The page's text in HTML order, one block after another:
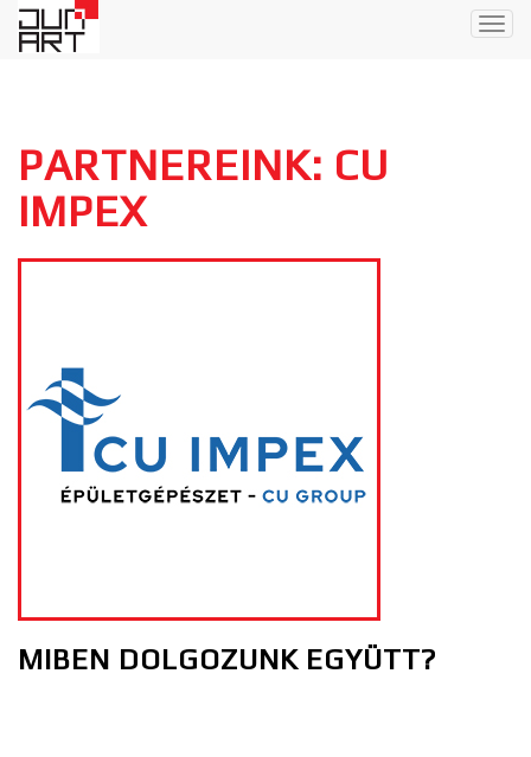
PARTNEREINK: CU
IMPEX
MIBEN DOLGOZUNK EGYÜTT?